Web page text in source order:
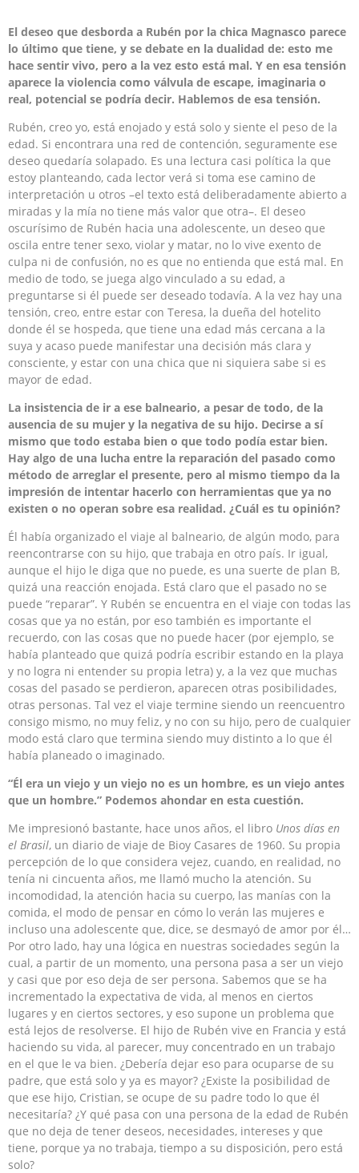
El deseo que desborda a Rubén por la chica Magnasco parece
lo último que tiene, y se debate en la dualidad de: esto me
hace sentir vivo, pero a la vez esto está mal. Y en esa tensión
aparece la violencia como válvula de escape, imaginaria o
real, potencial se podría decir. Hablemos de esa tensión.
Rubén, creo yo, está enojado y está solo y siente el peso de la
edad. Si encontrara una red de contención, seguramente ese
deseo quedaría solapado. Es una lectura casi política la que
estoy planteando, cada lector verá si toma ese camino de
interpretación u otros –el texto está deliberadamente abierto a
miradas y la mía no tiene más valor que otra–. El deseo
oscurísimo de Rubén hacia una adolescente, un deseo que
oscila entre tener sexo, violar y matar, no lo vive exento de
culpa ni de confusión, no es que no entienda que está mal. En
medio de todo, se juega algo vinculado a su edad, a
preguntarse si él puede ser deseado todavía. A la vez hay una
tensión, creo, entre estar con Teresa, la dueña del hotelito
donde él se hospeda, que tiene una edad más cercana a la
suya y acaso puede manifestar una decisión más clara y
consciente, y estar con una chica que ni siquiera sabe si es
mayor de edad.
La insistencia de ir a ese balneario, a pesar de todo, de la
ausencia de su mujer y la negativa de su hijo. Decirse a sí
mismo que todo estaba bien o que todo podía estar bien.
Hay algo de una lucha entre la reparación del pasado como
método de arreglar el presente, pero al mismo tiempo da la
impresión de intentar hacerlo con herramientas que ya no
existen o no operan sobre esa realidad. ¿Cuál es tu opinión?
Él había organizado el viaje al balneario, de algún modo, para
reencontrarse con su hijo, que trabaja en otro país. Ir igual,
aunque el hijo le diga que no puede, es una suerte de plan B,
quizá una reacción enojada. Está claro que el pasado no se
puede “reparar”. Y Rubén se encuentra en el viaje con todas las
cosas que ya no están, por eso también es importante el
recuerdo, con las cosas que no puede hacer (por ejemplo, se
había planteado que quizá podría escribir estando en la playa
y no logra ni entender su propia letra) y, a la vez que muchas
cosas del pasado se perdieron, aparecen otras posibilidades,
otras personas. Tal vez el viaje termine siendo un reencuentro
consigo mismo, no muy feliz, y no con su hijo, pero de cualquier
modo está claro que termina siendo muy distinto a lo que él
había planeado o imaginado.
“Él era un viejo y un viejo no es un hombre, es un viejo antes
que un hombre.” Podemos ahondar en esta cuestión.
Me impresionó bastante, hace unos años, el libro Unos días en
el Brasil, un diario de viaje de Bioy Casares de 1960. Su propia
percepción de lo que considera vejez, cuando, en realidad, no
tenía ni cincuenta años, me llamó mucho la atención. Su
incomodidad, la atención hacia su cuerpo, las manías con la
comida, el modo de pensar en cómo lo verán las mujeres e
incluso una adolescente que, dice, se desmayó de amor por él…
Por otro lado, hay una lógica en nuestras sociedades según la
cual, a partir de un momento, una persona pasa a ser un viejo
y casi que por eso deja de ser persona. Sabemos que se ha
incrementado la expectativa de vida, al menos en ciertos
lugares y en ciertos sectores, y eso supone un problema que
está lejos de resolverse. El hijo de Rubén vive en Francia y está
haciendo su vida, al parecer, muy concentrado en un trabajo
en el que le va bien. ¿Debería dejar eso para ocuparse de su
padre, que está solo y ya es mayor? ¿Existe la posibilidad de
que ese hijo, Cristian, se ocupe de su padre todo lo que él
necesitaría? ¿Y qué pasa con una persona de la edad de Rubén
que no deja de tener deseos, necesidades, intereses y que
tiene, porque ya no trabaja, tiempo a su disposición, pero está
solo?